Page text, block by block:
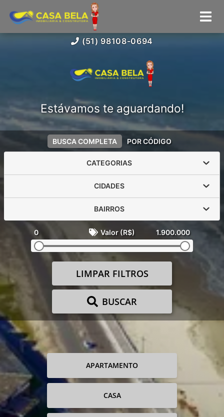
(51) 98108-0694
Estávamos te aguardando!
BUSCA COMPLETA POR CÓDIGO
CATEGORIAS
CIDADES
BAIRROS
0 Valor (R$) 1.900.000
LIMPAR FILTROS
BUSCAR
APARTAMENTO
CASA